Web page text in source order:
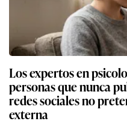
Los expertos en
personas que nunca
redes sociales no
externa